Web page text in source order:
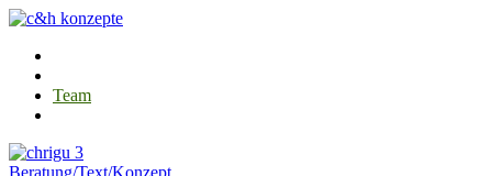
Team
Beratung/Text/Konzept